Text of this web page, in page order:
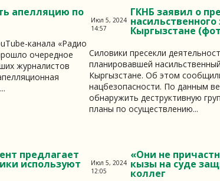
апелляцию по
канала «Радио
очередное
журналистов
ГКНБ заявил о
Кыргызстане
Июл 5, 2024
14:57
Силовики пресекли
планировавшей
Кыргызстане. Об этом
нацбезопасности. По данным
обнаружить деструктивную
планы по осуществлению...
предлагает
используют
«Они не
кызы на суде
коллег
Июл 5, 2024
12:05